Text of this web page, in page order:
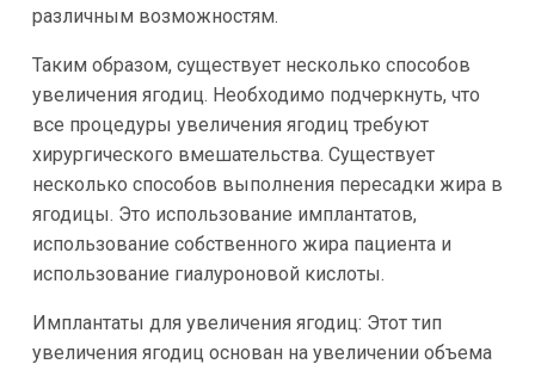
различным возможностям.
Таким образом, существует несколько способов
увеличения ягодиц. Необходимо подчеркнуть, что
все процедуры увеличения ягодиц требуют
хирургического вмешательства. Существует
несколько способов выполнения пересадки жира в
ягодицы. Это использование имплантатов,
использование собственного жира пациента и
использование гиалуроновой кислоты.
Имплантаты для увеличения ягодиц: Этот тип
увеличения ягодиц основан на увеличении объема